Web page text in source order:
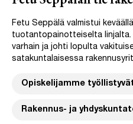
Fetu Seppälä valmistui
tuotantopainotteiselta linjalta.
varhain ja johti lopulta
satakuntalaisessa
Opiskelijamme
Rakennus- ja